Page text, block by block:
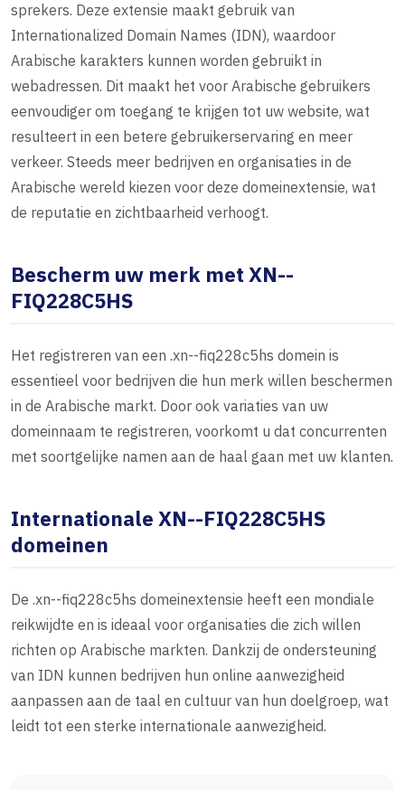
sprekers. Deze extensie maakt gebruik van
Internationalized Domain Names (IDN), waardoor
Arabische karakters kunnen worden gebruikt in
webadressen. Dit maakt het voor Arabische gebruikers
eenvoudiger om toegang te krijgen tot uw website, wat
resulteert in een betere gebruikerservaring en meer
verkeer. Steeds meer bedrijven en organisaties in de
Arabische wereld kiezen voor deze domeinextensie, wat
de reputatie en zichtbaarheid verhoogt.
Bescherm uw merk met XN--
FIQ228C5HS
Het registreren van een .xn--fiq228c5hs domein is
essentieel voor bedrijven die hun merk willen beschermen
in de Arabische markt. Door ook variaties van uw
domeinnaam te registreren, voorkomt u dat concurrenten
met soortgelijke namen aan de haal gaan met uw klanten.
Internationale XN--FIQ228C5HS
domeinen
De .xn--fiq228c5hs domeinextensie heeft een mondiale
reikwijdte en is ideaal voor organisaties die zich willen
richten op Arabische markten. Dankzij de ondersteuning
van IDN kunnen bedrijven hun online aanwezigheid
aanpassen aan de taal en cultuur van hun doelgroep, wat
leidt tot een sterke internationale aanwezigheid.